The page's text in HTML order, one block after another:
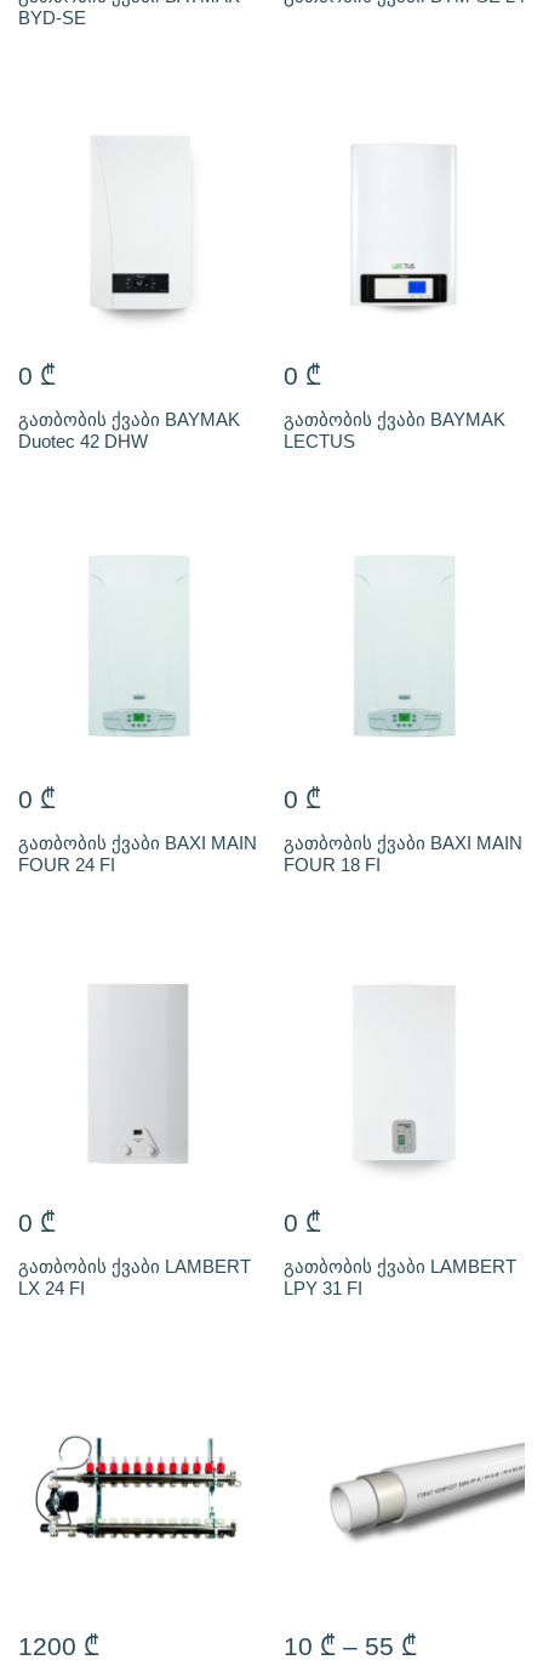
BYD-SE
0 ₾
გათბობის ქვაბი BAYMAK
Duotec 42 DHW
0 ₾
გათბობის ქვაბი BAYMAK
LECTUS
0 ₾
გათბობის ქვაბი BAXI MAIN
FOUR 24 FI
0 ₾
გათბობის ქვაბი BAXI MAIN
FOUR 18 FI
0 ₾
გათბობის ქვაბი LAMBERT
LX 24 FI
0 ₾
გათბობის ქვაბი LAMBERT
LPY 31 FI
1200 ₾ 10 ₾ – 55 ₾